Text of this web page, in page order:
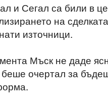
и Сегал са били в
на
източници.
Мъск не даде
беше очертал за